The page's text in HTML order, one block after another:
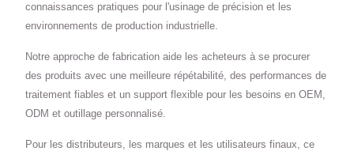
connaissances pratiques pour l'usinage de précision et les
environnements de production industrielle.
Notre approche de fabrication aide les acheteurs à se procurer
des produits avec une meilleure répétabilité, des performances de
traitement fiables et un support flexible pour les besoins en OEM,
ODM et outillage personnalisé.
Pour les distributeurs, les marques et les utilisateurs finaux, ce